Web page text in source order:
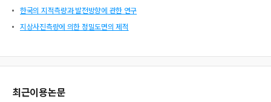
한국의 지적측량과 발전방향에 관한 연구
지상사진측량에 의한 정밀도면의 제적
최근이용논문